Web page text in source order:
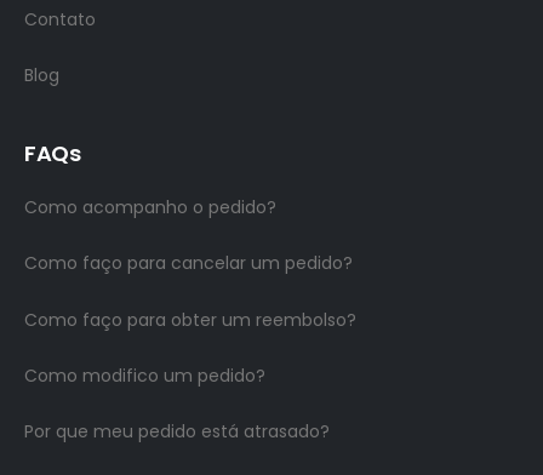
Contato
Blog
FAQs
Como acompanho o pedido?
Como faço para cancelar um pedido?
Como faço para obter um reembolso?
Como modifico um pedido?
Por que meu pedido está atrasado?